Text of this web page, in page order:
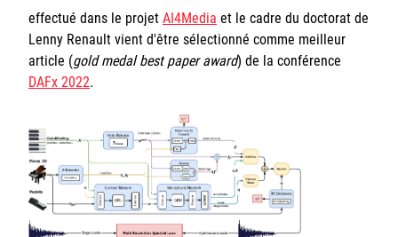
Rester informé
Offres d'emplois/stages
Login/Signup
effectué dans le projet AI4Media et le cadre du doctorat de
Lenny Renault vient d'être sélectionné comme meilleur
article (gold medal best paper award) de la conférence
DAFx 2022.